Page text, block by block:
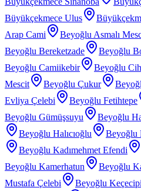
Büyükçekmece Ulus
Arap Cami
Beyoğlu Asmalı
Beyoğlu Bereketzade
Beyoğlu
Beyoğlu Camiikebir
Beyoğlu
Mescit
Beyoğlu Çukur
Evliya Çelebi
Beyoğlu Fetihtepe
Beyoğlu Gümüşsuyu
Beyoğlu
Beyoğlu Halıcıoğlu
Beyoğlu
Beyoğlu Kadımehmet Efendi
Beyoğlu Kamerhatun
Beyoğlu
Mustafa Çelebi
Beyoğlu